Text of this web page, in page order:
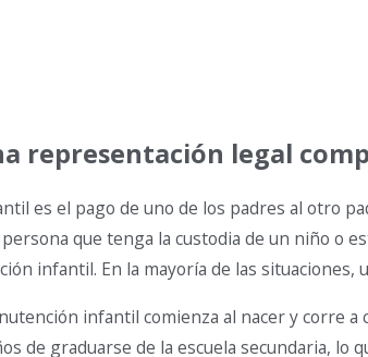
representación legal
es el pago de uno de los padres al otro
que tenga la custodia de un niño o
infantil. En la mayoría de las
infantil comienza al nacer y corre
de graduarse de la escuela secundaria, lo